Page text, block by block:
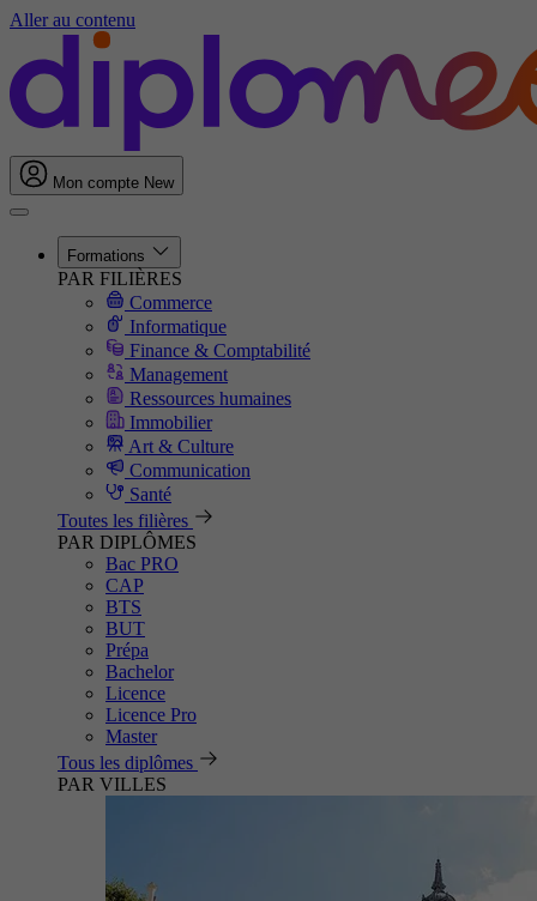
Aller au contenu
Mon compte New
Formations
PAR FILIÈRES
Commerce
Informatique
Finance & Comptabilité
Management
Ressources humaines
Immobilier
Art & Culture
Communication
Santé
Toutes les filières
PAR DIPLÔMES
Bac PRO
CAP
BTS
BUT
Prépa
Bachelor
Licence
Licence Pro
Master
Tous les diplômes
PAR VILLES